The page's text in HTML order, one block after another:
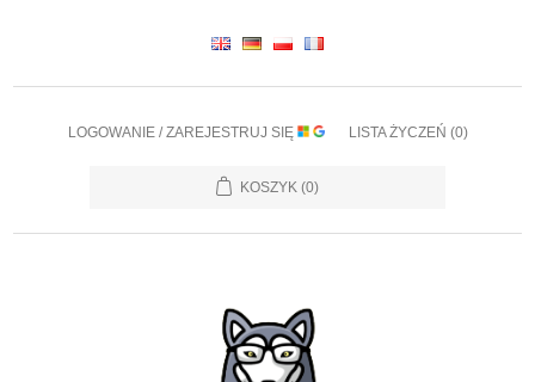
LOGOWANIE / ZAREJESTRUJ SIĘ LISTA ŻYCZEŃ (0)
KOSZYK (0)